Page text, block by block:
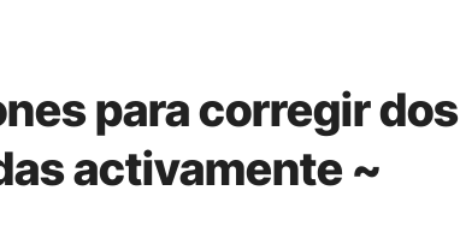
para corregir dos
activamente ~